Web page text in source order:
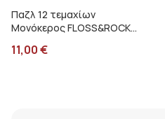
Παζλ 12 τεμαχίων
Μονόκερος FLOSS&ROCK
11,00€